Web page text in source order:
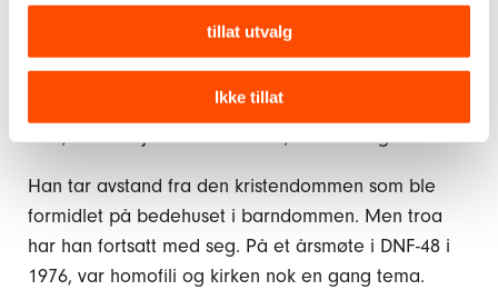
tillat utvalg
Ikke tillat
– Det var som ild og vann, ikke mulig å forene.
Og kristendommen var viktig for deg?
– Ja, den var jo ikke helt borte, sier han og smiler.
Han tar avstand fra den kristendommen som ble
formidlet på bedehuset i barndommen. Men troa
har han fortsatt med seg. På et årsmøte i DNF-48 i
1976, var homofili og kirken nok en gang tema.